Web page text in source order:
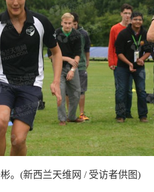
。(新西兰天维网 / 受访者供图)